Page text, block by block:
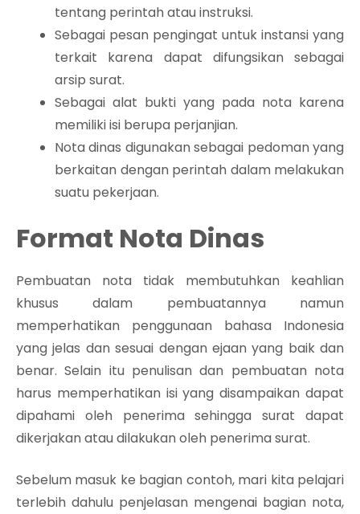
tentang perintah atau instruksi.
Sebagai pesan pengingat untuk instansi yang
terkait karena dapat difungsikan sebagai
arsip surat.
Sebagai alat bukti yang pada nota karena
memiliki isi berupa perjanjian.
Nota dinas digunakan sebagai pedoman yang
berkaitan dengan perintah dalam melakukan
suatu pekerjaan.
Format Nota Dinas
Pembuatan nota tidak membutuhkan keahlian
khusus dalam pembuatannya namun
memperhatikan penggunaan bahasa Indonesia
yang jelas dan sesuai dengan ejaan yang baik dan
benar. Selain itu penulisan dan pembuatan nota
harus memperhatikan isi yang disampaikan dapat
dipahami oleh penerima sehingga surat dapat
dikerjakan atau dilakukan oleh penerima surat.
Sebelum masuk ke bagian contoh, mari kita pelajari
terlebih dahulu penjelasan mengenai bagian nota,